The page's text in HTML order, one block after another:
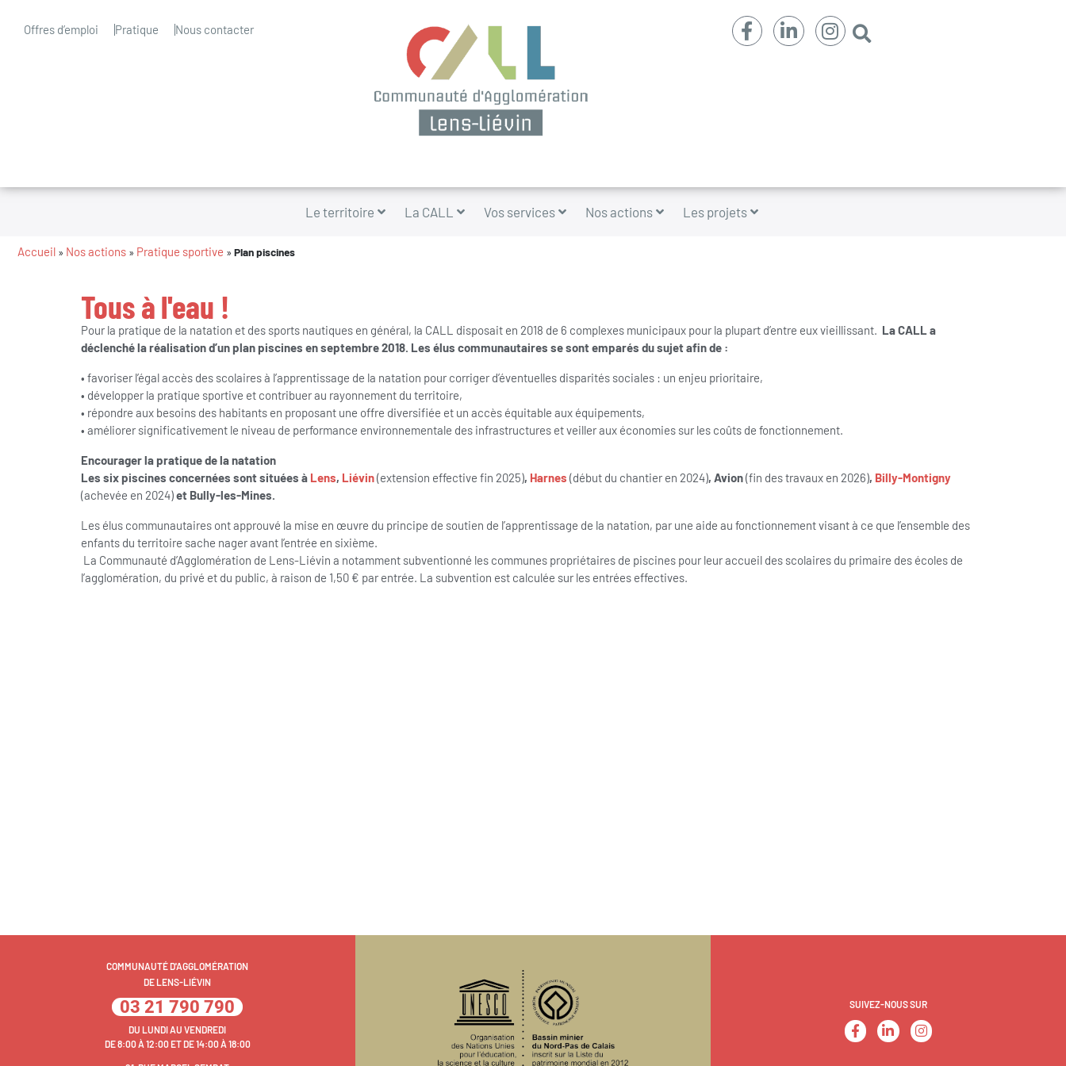
Offres d’emploi Pratique Nous contacter
Le territoire La CALL Vos services Nos actions Les projets
Accueil » Nos actions » Pratique sportive » Plan piscines
Tous à l'eau !
Pour la pratique de la natation et des sports nautiques en général, la CALL disposait en 2018 de 6 complexes municipaux pour la plupart d’entre eux vieillissant. La CALL a
déclenché la réalisation d’un plan piscines en septembre 2018. Les élus communautaires se sont emparés du sujet afin de :
• favoriser l’égal accès des scolaires à l’apprentissage de la natation pour corriger d’éventuelles disparités sociales : un enjeu prioritaire,
• développer la pratique sportive et contribuer au rayonnement du territoire,
• répondre aux besoins des habitants en proposant une offre diversifiée et un accès équitable aux équipements,
• améliorer significativement le niveau de performance environnementale des infrastructures et veiller aux économies sur les coûts de fonctionnement.
Encourager la pratique de la natation
Les six piscines concernées sont situées à Lens, Liévin(extension effective fin 2025), Harnes (début du chantier en 2024), Avion(fin des travaux en 2026), Billy-Montigny
(achevée en 2024)et Bully-les-Mines.
Les élus communautaires ont approuvé la mise en œuvre du principe de soutien de l’apprentissage de la natation, par une aide au fonctionnement visant à ce que l’ensemble des
enfants du territoire sache nager avant l’entrée en sixième.
La Communauté d’Agglomération de Lens-Liévin a notamment subventionné les communes propriétaires de piscines pour leur accueil des scolaires du primaire des écoles de
l’agglomération, du privé et du public, à raison de 1,50 € par entrée. La subvention est calculée sur les entrées effectives.
COMMUNAUTÉ D'AGGLOMÉRATION
DE LENS-LIÉVIN
03 21 790 790
DU LUNDI AU VENDREDI
DE 8:00 À 12:00 ET DE 14:00 À 18:00
SUIVEZ-NOUS SUR